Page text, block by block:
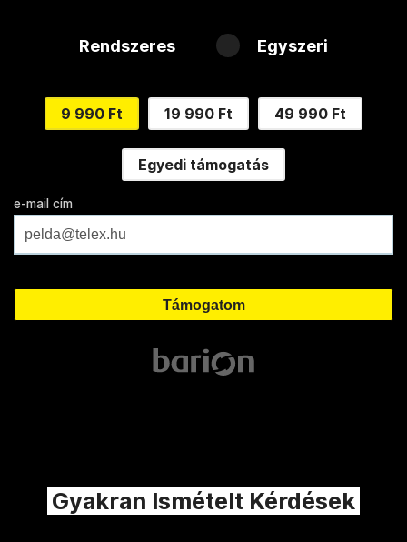
Rendszeres Egyszeri
9 990 Ft 19 990 Ft 49 990 Ft
Egyedi támogatás
e-mail cím
Gyakran Ismételt Kérdések